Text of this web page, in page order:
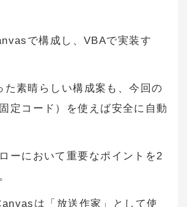
で構成し、VBAで実装す
た素晴らしい構成案も、今回の
定コード）を使えば安全に自動
ーにおいて重要なポイントを2
は「放送作家」として使